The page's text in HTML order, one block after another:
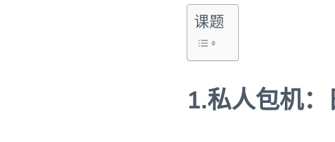
课题
1.私人包机